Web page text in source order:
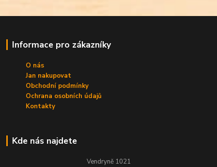
Informace pro zákazníky
O nás
Jan nakupovat
Obchodní podmínky
Ochrana osobních údajů
Kontakty
Kde nás najdete
Vendryně 1021